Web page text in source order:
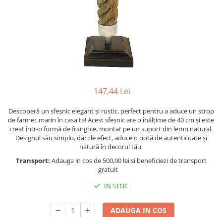
Barci, vapoare, ambarcatiuni
Decoratiuni care se agata
147,44 Lei
Descoperă un sfeșnic elegant și rustic, perfect pentru a aduce un strop
de farmec marin în casa ta! Acest sfeșnic are o înălțime de 40 cm și este
creat într-o formă de franghie, montat pe un suport din lemn natural.
Designul său simplu, dar de efect, aduce o notă de autenticitate și
natură în decorul tău.
Transport: Adauga in cos de 500,00 lei si beneficiezi de transport
gratuit
IN STOC
ADAUGA IN COS